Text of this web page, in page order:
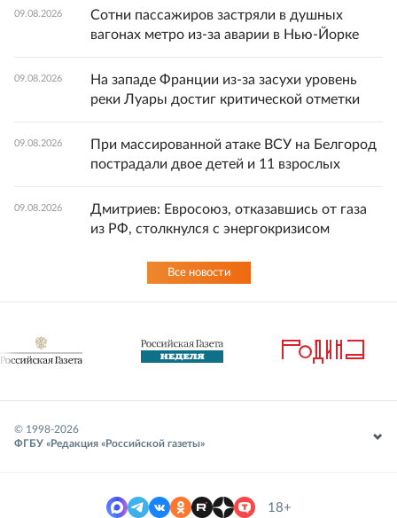
09.08.2026
Сотни пассажиров застряли в душных
вагонах метро из-за аварии в Нью-Йорке
09.08.2026
На западе Франции из-за засухи уровень
реки Луары достиг критической отметки
09.08.2026
При массированной атаке ВСУ на Белгород
пострадали двое детей и 11 взрослых
09.08.2026
Дмитриев: Евросоюз, отказавшись от газа
из РФ, столкнулся с энергокризисом
Все новости
© 1998-2026
ФГБУ «Редакция «Российской газеты»
18+